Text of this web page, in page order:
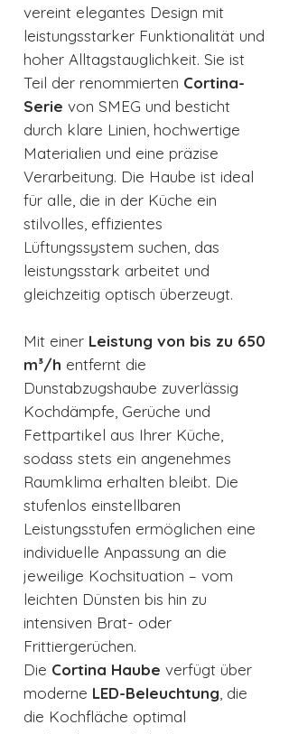
vereint elegantes Design mit
leistungsstarker Funktionalität und
hoher Alltagstauglichkeit. Sie ist
Teil der renommierten Cortina-
Serie von SMEG und besticht
durch klare Linien, hochwertige
Materialien und eine präzise
Verarbeitung. Die Haube ist ideal
für alle, die in der Küche ein
stilvolles, effizientes
Lüftungssystem suchen, das
leistungsstark arbeitet und
gleichzeitig optisch überzeugt.
Mit einer Leistung von bis zu 650
m³/h entfernt die
Dunstabzugshaube zuverlässig
Kochdämpfe, Gerüche und
Fettpartikel aus Ihrer Küche,
sodass stets ein angenehmes
Raumklima erhalten bleibt. Die
stufenlos einstellbaren
Leistungsstufen ermöglichen eine
individuelle Anpassung an die
jeweilige Kochsituation – vom
leichten Dünsten bis hin zu
intensiven Brat- oder
Frittiergerüchen.
Die Cortina Haube verfügt über
moderne LED-Beleuchtung, die
die Kochfläche optimal